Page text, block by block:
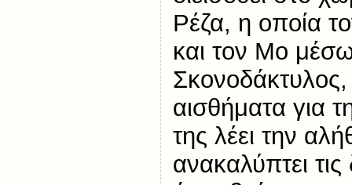
Ρέζα, η οποία
και τον Μο
Σκονοδάκτυλος,
αισθήματα για
της λέει την
ανακαλύπτει